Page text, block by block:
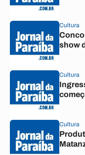
Cultura
show
Cultura
Cultura